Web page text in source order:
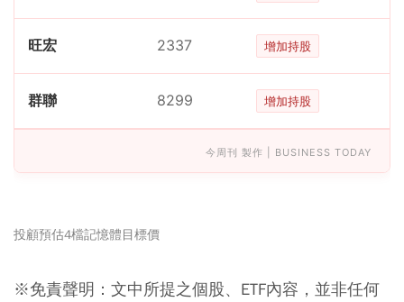
旺宏 2337 增加持股
群聯 8299 增加持股
今周刊 製作 | BUSINESS TODAY
投顧預估4檔記憶體目標價
※免責聲明：文中所提之個股、ETF內容，並非任何